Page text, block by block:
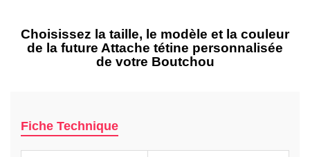
Choisissez la taille, le modèle et la couleur
de la future Attache tétine personnalisée
de votre Boutchou
Fiche Technique